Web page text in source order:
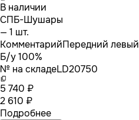
В наличии
СПБ-Шушары
— 1 шт.
КомментарийПередний левый
Б/у 100%
№ на складеLD20750
5 740 ₽
2 610 ₽
Подробнее